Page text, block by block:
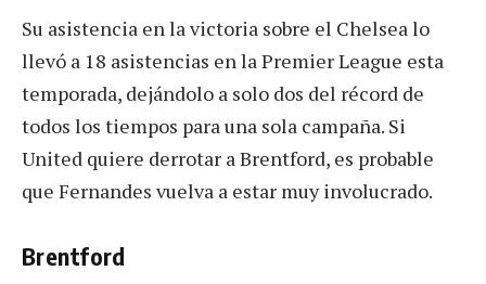
Su asistencia en la victoria sobre el Chelsea lo
llevó a 18 asistencias en la Premier League esta
temporada, dejándolo a solo dos del récord de
todos los tiempos para una sola campaña. Si
United quiere derrotar a Brentford, es probable
que Fernandes vuelva a estar muy involucrado.
Brentford